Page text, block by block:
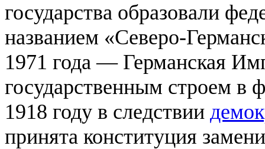
государства образовали
названием «Северо-
1971 года — Германская
государственным строем в
1918 году в следствии
принята конституция